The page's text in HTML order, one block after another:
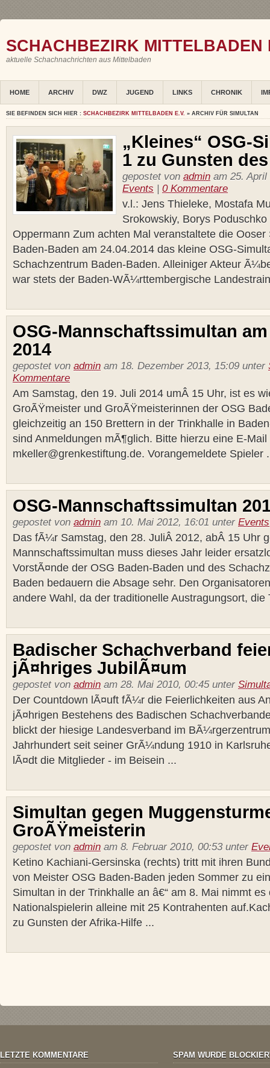
SCHACHBEZIRK MITTELBADEN
aktuelle Schachnachrichten aus Mittelbaden
HOME ARCHIV DWZ JUGEND LINKS CHRONIK
SIE BEFINDEN SICH HIER : SCHACHBEZIRK MITTELBADEN E.V. » ARCHIV FÜR SIMULTAN
„Kleines“ OSG-
1 zu Gunsten
gepostet von admin am 25. April
Events
0 Kommentare
v.l.: Jens Thieleke, Mostafa
Srokowskiy, Borys
Oppermann Zum achten Mal veranstaltete die
Baden-Baden am 24.04.2014 das kleine OSG-
Schachzentrum Baden-Baden. Alleiniger Akteur
war stets der Baden-WÃ¼rttembergische
OSG-Mannschaftssimultan
2014
gepostet von admin am 18. Dezember 2013, 15:09 unter
Kommentare
Am Samstag, den 19. Juli 2014 umÂ 15 Uhr, ist es
GroÃŸmeister und GroÃŸmeisterinnen der OSG
gleichzeitig an 150 Brettern in der Trinkhalle in
sind Anmeldungen mÃ¶glich. Bitte hierzu eine E-Mail
mkeller@grenkestiftung.de. Vorangemeldete Spieler
OSG-Mannschaftssimultan
gepostet von admin am 10. Mai 2012, 16:01 unter Events
Das fÃ¼r Samstag, den 28. JuliÂ 2012, abÂ 15 Uhr
Mannschaftssimultan muss dieses Jahr leider
VorstÃ¤nde der OSG Baden-Baden und des
Baden bedauern die Absage sehr. Den
andere Wahl, da der traditionelle Austragungsort, die
Badischer Schachverband
jÃ¤hriges JubilÃ¤um
gepostet von admin am 28. Mai 2010, 00:45 unter
Der Countdown lÃ¤uft fÃ¼r die Feierlichkeiten aus
jÃ¤hrigen Bestehens des Badischen
blickt der hiesige Landesverband im
Jahrhundert seit seiner GrÃ¼ndung 1910 in
lÃ¤dt die Mitglieder - im Beisein ...
Simultan gegen
GroÃŸmeisterin
gepostet von admin am 8. Februar 2010, 00:53 unter
Ketino Kachiani-Gersinska (rechts) tritt mit ihren
von Meister OSG Baden-Baden jeden Sommer zu
Simultan in der Trinkhalle an â€“ am 8. Mai nimmt es
Nationalspielerin alleine mit 25 Kontrahenten
zu Gunsten der Afrika-Hilfe ...
LETZTE KOMMENTARE SPAM WURDE